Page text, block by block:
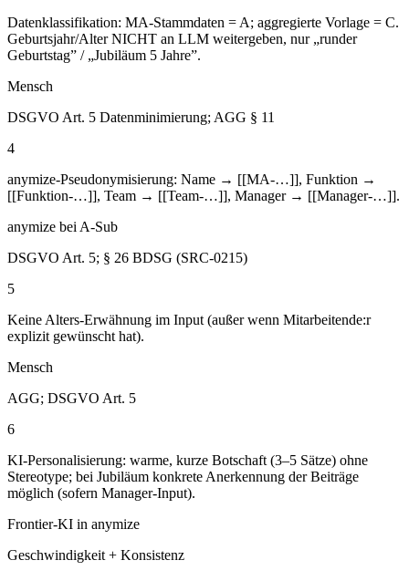
Datenklassifikation: MA-Stammdaten = A; aggregierte Vorlage = C.
Geburtsjahr/Alter NICHT an LLM weitergeben, nur „runder
Geburtstag” / „Jubiläum 5 Jahre”.
Mensch
DSGVO Art. 5 Datenminimierung; AGG § 11
4
anymize-Pseudonymisierung: Name → [[MA-…]], Funktion →
[[Funktion-…]], Team → [[Team-…]], Manager → [[Manager-…]].
anymize bei A-Sub
DSGVO Art. 5; § 26 BDSG (SRC-0215)
5
Keine Alters-Erwähnung im Input (außer wenn Mitarbeitende:r
explizit gewünscht hat).
Mensch
AGG; DSGVO Art. 5
6
KI-Personalisierung: warme, kurze Botschaft (3–5 Sätze) ohne
Stereotype; bei Jubiläum konkrete Anerkennung der Beiträge
möglich (sofern Manager-Input).
Frontier-KI in anymize
Geschwindigkeit + Konsistenz